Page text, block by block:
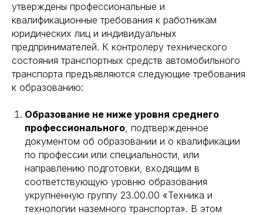
утверждены профессиональные и
квалификационные требования к работникам
юридических лиц и индивидуальных
предпринимателей. К контролеру технического
состояния транспортных средств автомобильного
транспорта предъявляются следующие требования
к образованию:
Образование не ниже уровня среднего
профессионального, подтвержденное
документом об образовании и о квалификации
по профессии или специальности, или
направлению подготовки, входящим в
соответствующую уровню образования
укрупненную группу 23.00.00 «Техника и
технологии наземного транспорта». В этом